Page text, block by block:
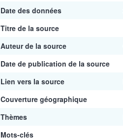
Date des données
Titre de la source
Auteur de la source
Date de publication de la source
Lien vers la source
Couverture géographique
Thèmes
Mots-clés